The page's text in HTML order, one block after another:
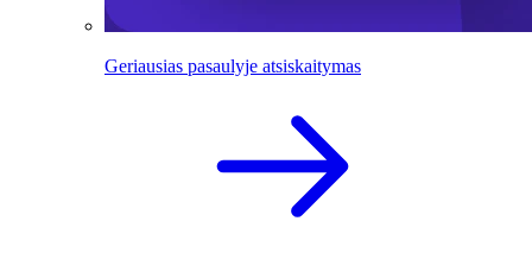
Geriausias pasaulyje atsiskaitymas